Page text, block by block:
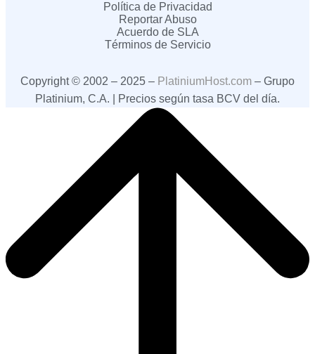
Política de Privacidad
Reportar Abuso
Acuerdo de SLA
Términos de Servicio
Copyright © 2002 – 2025 – PlatiniumHost.com – Grupo
Platinium, C.A. | Precios según tasa BCV del día.